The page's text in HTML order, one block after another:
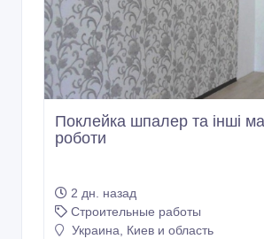
Поклейка шпалер та інші
роботи
2 дн. назад
Строительные работы
Украина, Киев и область